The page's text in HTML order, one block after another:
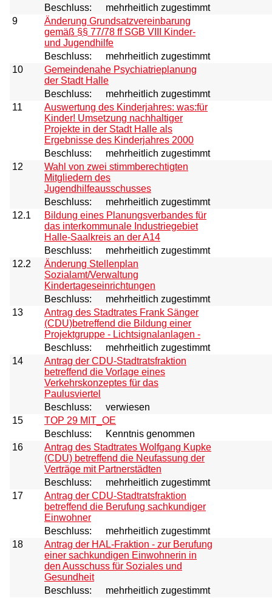
Beschluss:
mehrheitlich zugestimmt
9
Änderung Grundsatzvereinbarung
gemäß §§ 77/78 ff SGB VIII Kinder-
und Jugendhilfe
Beschluss:
mehrheitlich zugestimmt
10
Gemeindenahe Psychiatrieplanung
der Stadt Halle
Beschluss:
mehrheitlich zugestimmt
11
Auswertung des Kinderjahres: was:für
Kinder! Umsetzung nachhaltiger
Projekte in der Stadt Halle als
Ergebnisse des Kinderjahres 2000
Beschluss:
mehrheitlich zugestimmt
12
Wahl von zwei stimmberechtigten
Mitgliedern des
Jugendhilfeausschusses
Beschluss:
mehrheitlich zugestimmt
12.1
Bildung eines Planungsverbandes für
das interkommunale Industriegebiet
Halle-Saalkreis an der A14
Beschluss:
mehrheitlich zugestimmt
12.2
Änderung Stellenplan
Sozialamt/Verwaltung
Kindertageseinrichtungen
Beschluss:
mehrheitlich zugestimmt
13
Antrag des Stadtrates Frank Sänger
(CDU)betreffend die Bildung einer
Projektgruppe - Lichtsignalanlagen -
Beschluss:
mehrheitlich zugestimmt
14
Antrag der CDU-Stadtratsfraktion
betreffend die Vorlage eines
Verkehrskonzeptes für das
Paulusviertel
Beschluss:
verwiesen
15
TOP 29 MIT_OE
Beschluss:
Kenntnis genommen
16
Antrag des Stadtrates Wolfgang Kupke
(CDU) betreffend die Neufassung der
Verträge mit Partnerstädten
Beschluss:
mehrheitlich zugestimmt
17
Antrag der CDU-Stadtratsfraktion
betreffend die Berufung sachkundiger
Einwohner
Beschluss:
mehrheitlich zugestimmt
18
Antrag der HAL-Fraktion - zur Berufung
einer sachkundigen Einwohnerin in
den Ausschuss für Soziales und
Gesundheit
Beschluss:
mehrheitlich zugestimmt